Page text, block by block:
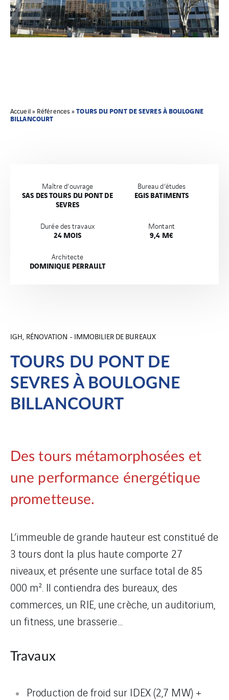
Accueil» Références»TOURS DU PONT DE SEVRES À BOULOGNE
BILLANCOURT
Maître d’ouvrage
SAS DES TOURS DU PONT DE
SEVRES
Bureau d’études
EGIS BATIMENTS
Durée des travaux
24 MOIS
Montant
9,4 M€
Architecte
DOMINIQUE PERRAULT
IGH, RÉNOVATION - IMMOBILIER DE BUREAUX
TOURS DU PONT DE
SEVRES À BOULOGNE
BILLANCOURT
Des tours métamorphosées et
une performance énergétique
prometteuse.
L’immeuble de grande hauteur est constitué de
3 tours dont la plus haute comporte 27
niveaux, et présente une surface total de 85
000 m². Il contiendra des bureaux, des
commerces, un RIE, une crèche, un auditorium,
un fitness, une brasserie…
Travaux
Production de froid sur IDEX (2,7 MW) +